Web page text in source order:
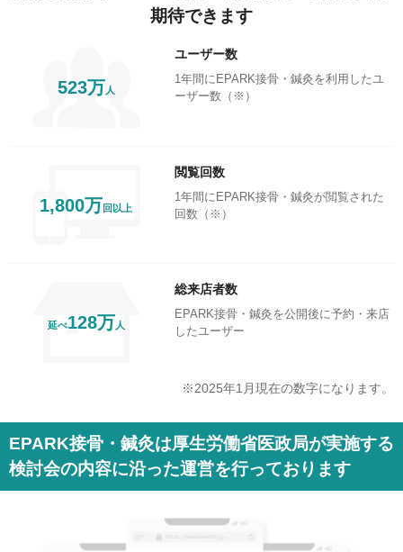
期待できます
523万 人
ユーザー数
1年間にEPARK接骨・鍼灸を利用したユ
ーザー数（※）
1,800万回以上
閲覧回数
1年間にEPARK接骨・鍼灸が閲覧された
回数（※）
延べ128万 人
総来店者数
EPARK接骨・鍼灸を公開後に予約・来店
したユーザー
※2025年1月現在の数字になります。
EPARK接骨・鍼灸は厚生労働省医政局が実施する
検討会の内容に沿った運営を行っております